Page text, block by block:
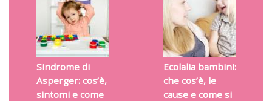
Sindrome di
Asperger: cos’è,
sintomi e come
Ecolalia bambini:
che cos’è, le
cause e come si